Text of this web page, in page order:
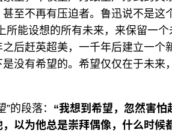
至不再有压迫者。鲁迅说不是这
所能设想的所有未来，来保留一
后赶英超美，一千年后建立一
没有希望的。希望仅仅在于未来
的段落： “我想到希望，忽然害怕
以为他总是崇拜偶像，什么时候